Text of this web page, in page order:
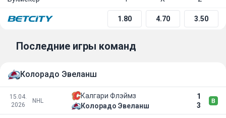
1.80 4.70 3.50
Последние игры команд
Колорадо Эвеланш
15.04.
2026
NHL
Калгари Флэймз
1
3
Колорадо Эвеланш